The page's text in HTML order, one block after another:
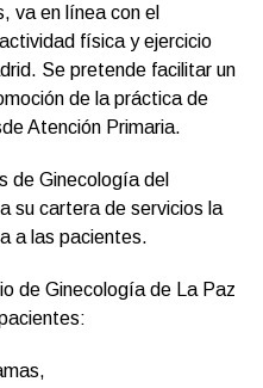
va en línea con el
física y ejercicio
Se pretende facilitar un
de la práctica de
Atención Primaria.
de Ginecología del
su cartera de servicios la
a las pacientes.
de Ginecología de La Paz